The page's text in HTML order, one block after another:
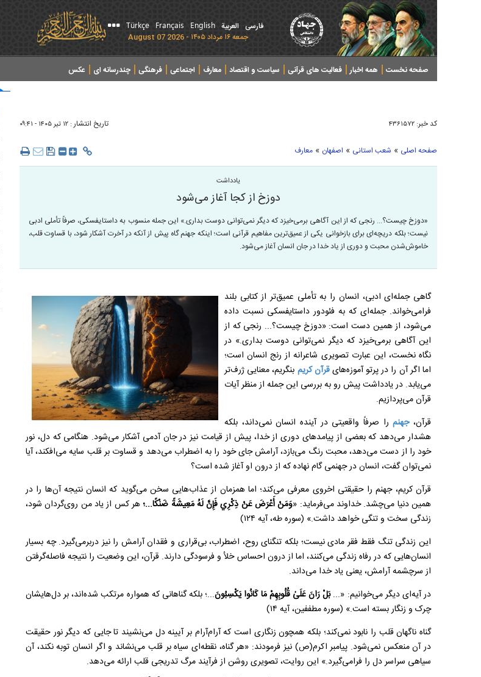
فارسی العربیة English
Français
Türkçe
جمعه ۱۶ مرداد ۱۴۰۵ - 2026 August 07
صفحه نخست همه اخبار فعالیت های قرآنی سیاست و اقتصاد معارف اجتماعی فرهنگی چندرسانه ای عکس
کد خبر: ۴۳۶۱۵۷۲ تاریخ انتشار : ۱۲ تير ۱۴۰۵ - ۰۹:۴۱
صفحه اصلی » شعب استانی » اصفهان » معارف
یادداشت
دوزخ از کجا آغاز می‌شود
«دوزخ چیست؟... رنجی که از این آگاهی برمی‌خیزد که دیگر نمی‌توانی دوست بداری.» این جمله منسوب به داستایفسکی، صرفاً تأملی ادبی
نیست؛ بلکه دریچه‌ای برای بازخوانی یکی از عمیق‌ترین مفاهیم قرآنی است؛ اینکه جهنم گاه پیش از آنکه در آخرت آشکار شود، با قساوت قلب،
خاموش‌شدن محبت و دوری از یاد خدا در جان انسان آغاز می‌شود.
گاهی جمله‌ای ادبی، انسان را به تأملی عمیق‌تر از کتابی بلند
فرامی‌خواند. جمله‌ای که به فئودور داستایفسکی نسبت داده
می‌شود، از همین دست است: «دوزخ چیست؟... رنجی که از
این آگاهی برمی‌خیزد که دیگر نمی‌توانی دوست بداری.» در
نگاه نخست، این عبارت تصویری شاعرانه از رنج انسان است؛
اما اگر آن را در پرتو آموزه‌هایقرآن کریم بنگریم، معنایی ژرف‌تر
می‌یابد. در یادداشت پیش رو به بررسی این جمله از منظر آیات
قرآن می‌پردازیم.
قرآن،جهنمرا صرفاً واقعیتی در آینده انسان نمی‌داند، بلکه
هشدار می‌دهد که بعضی از پیامدهای دوری از خدا، پیش از قیامت نیز در جان آدمی آشکار می‌شود. هنگامی که دل، نور
خود را از دست می‌دهد، محبت رنگ می‌بازد، آرامش جای خود را به اضطراب می‌دهد و قساوت بر قلب سایه می‌افکند، آیا
نمی‌توان گفت، انسان در جهنمی گام نهاده که از درون او آغاز شده است؟
قرآن کریم، جهنم را حقیقتی اخروی معرفی می‌کند؛ اما همزمان از عذاب‌هایی سخن می‌گوید که انسان نتیجه آن‌ها را در
همین دنیا می‌چشد. خداوند می‌فرماید: «وَمَنْ أَعْرَضَ عَنْ ذِكْرِي فَإِنَّ لَهُ مَعِيشَةً ضَنْكًا...؛هر کس از یاد من روی‌گردان شود،
زندگی سخت و تنگی خواهد داشت.» (سوره طه، آیه ۱۲۴)
این زندگی تنگ فقط فقر مادی نیست؛ بلکه تنگنای روح، اضطراب، بی‌قراری و فقدان آرامش را نیز دربرمی‌گیرد. چه بسیار
انسان‌هایی که در رفاه زندگی می‌کنند، اما از درون احساس خلأ و فرسودگی دارند. قرآن، این وضعیت را نتیجه فاصله‌گرفتن
از سرچشمه آرامش، یعنی یاد خدا می‌داند.
در آیه‌ای دیگر می‌خوانیم: «...بَلْ رَانَ عَلَىٰ قُلُوبِهِمْ مَا كَانُوا يَكْسِبُونَ...؛ بلکه گناهانی که همواره مرتکب شده‌اند، بر دل‌هایشان
چرک و زنگار بسته است.» (سوره مطففین، آیه ۱۴)
گناه ناگهان قلب را نابود نمی‌کند؛ بلکه همچون زنگاری است که آرام‌آرام بر آیینه دل می‌نشیند تا جایی که دیگر نور حقیقت
در آن منعکس نمی‌شود. پیامبر اکرم(ص) نیز فرمودند: «هر گناه، نقطه‌ای سیاه بر قلب می‌نشاند و اگر انسان توبه نکند، آن
سیاهی سراسر دل را فرامی‌گیرد.» این روایت، تصویری روشن از فرآیند مرگ تدریجی قلب ارائه می‌دهد.